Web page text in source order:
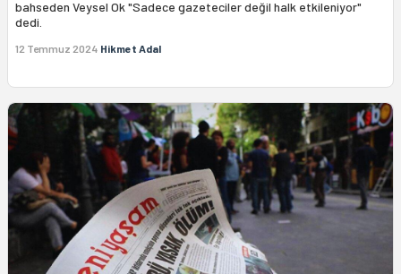
bahseden Veysel Ok "Sadece gazeteciler değil halk etkileniyor"
dedi.
12 Temmuz 2024 Hikmet Adal